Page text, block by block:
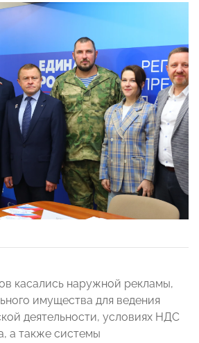
касались наружной рекламы,
имущества для ведения
деятельности, условиях НДС
а также системы